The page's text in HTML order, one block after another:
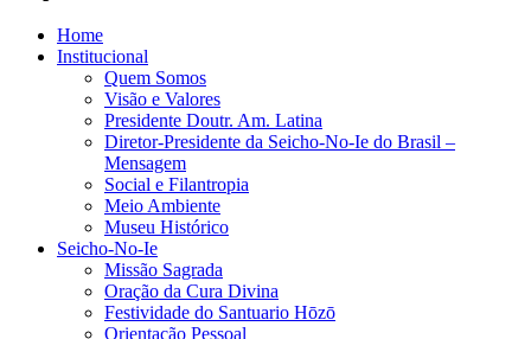
Home
Institucional
Quem Somos
Visão e Valores
Presidente Doutr. Am. Latina
Diretor-Presidente da Seicho-No-Ie do Brasil –
Mensagem
Social e Filantropia
Meio Ambiente
Museu Histórico
Seicho-No-Ie
Missão Sagrada
Oração da Cura Divina
Festividade do Santuario Hōzō
Orientação Pessoal